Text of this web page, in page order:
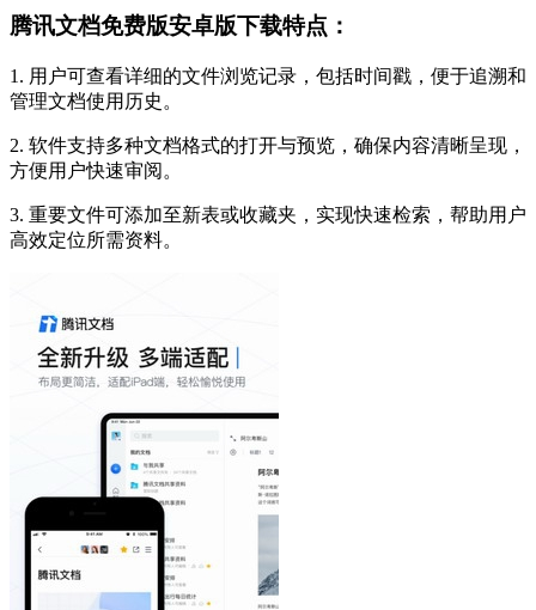
腾讯文档免费版安卓版下载特点：
1. 用户可查看详细的文件浏览记录，包括时间戳，便于追溯和
管理文档使用历史。
2. 软件支持多种文档格式的打开与预览，确保内容清晰呈现，
方便用户快速审阅。
3. 重要文件可添加至新表或收藏夹，实现快速检索，帮助用户
高效定位所需资料。